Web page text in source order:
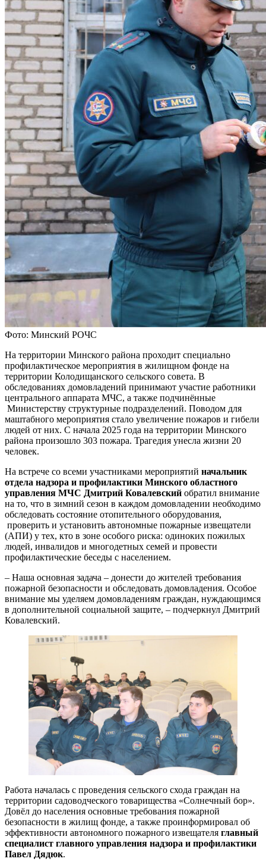
Фото: Минский РОЧС
На территории Минского района проходит специально
профилактическое мероприятия в жилищном фонде на
территории Колодищанского сельского совета. В
обследованиях домовладений принимают участие работники
центрального аппарата МЧС, а также подчинённые
Министерству структурные подразделений. Поводом для
маштабного мероприятия стало увеличение пожаров и гибели
людей от них. С начала 2025 года на территории Минского
района произошло 303 пожара. Трагедия унесла жизни 20
человек.
На встрече со всеми участниками мероприятий начальник
отдела надзора и профилактики Минского областного
управления МЧС Дмитрий Ковалевский обратил внимание
на то, что в зимний сезон в каждом домовладении необходимо
обследовать состояние отопительного оборудования,
проверить и установить автономные пожарные извещатели
(АПИ) у тех, кто в зоне особого риска: одиноких пожилых
людей, инвалидов и многодетных семей и провести
профилактические беседы с населением.
– Наша основная задача – донести до жителей требования
пожарной безопасности и обследовать домовладения. Особое
внимание мы уделяем домовладениям граждан, нуждающимся
в дополнительной социальной защите, – подчеркнул Дмитрий
Ковалевский.
Работа началась с проведения сельского схода граждан на
территории садоводческого товарищества «Солнечный бор».
Довёл до населения основные требования пожарной
безопасности в жилищ фонде, а также проинформировал об
эффективности автономного пожарного извещателя главный
специалист главного управления надзора и профилактики
Павел Дядюк.